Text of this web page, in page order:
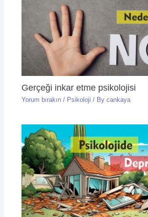
Gerçeği inkar etme psikolojisi
Yorum bırakın / Psikoloji / Bycankaya